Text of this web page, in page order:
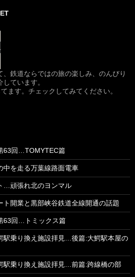
鉄道ならではの旅の楽しみ、のんびり
ています。
ます。チェックしてみてください。
63回…TOMYTEC篇
中を走る万葉線路面電車
…頑張れ北のヨンマル
ト開業と黒部峡谷鉄道全線開通の話題
63回…トミックス篇
駅乗り換え施設拝見…後篇:大鰐駅本屋の
駅乗り換え施設拝見…前篇:跨線橋の部